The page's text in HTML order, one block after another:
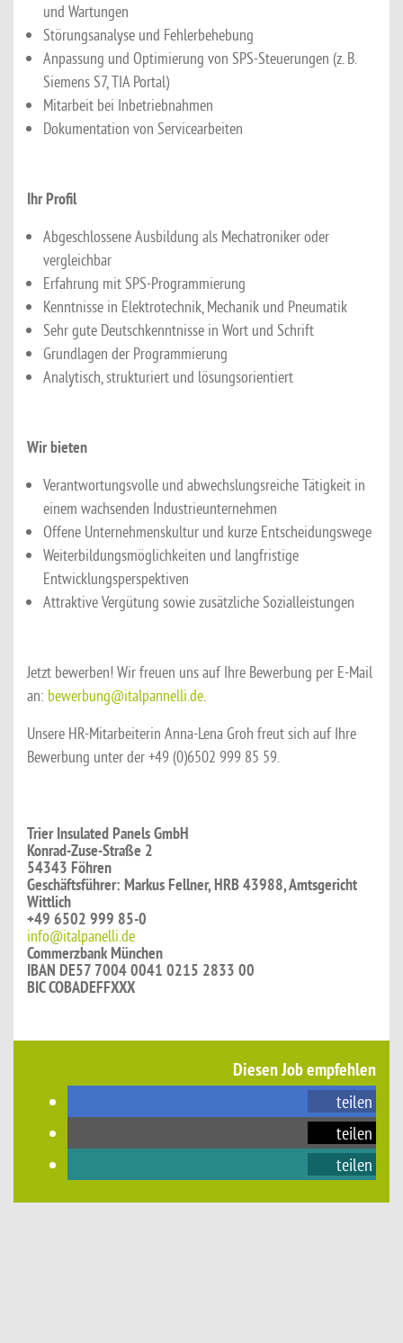
und Wartungen
Störungsanalyse und Fehlerbehebung
Anpassung und Optimierung von SPS-Steuerungen (z. B.
Siemens S7, TIA Portal)
Mitarbeit bei Inbetriebnahmen
Dokumentation von Servicearbeiten
Ihr Profil
Abgeschlossene Ausbildung als Mechatroniker oder
vergleichbar
Erfahrung mit SPS-Programmierung
Kenntnisse in Elektrotechnik, Mechanik und Pneumatik
Sehr gute Deutschkenntnisse in Wort und Schrift
Grundlagen der Programmierung
Analytisch, strukturiert und lösungsorientiert
Wir bieten
Verantwortungsvolle und abwechslungsreiche Tätigkeit in
einem wachsenden Industrieunternehmen
Offene Unternehmenskultur und kurze Entscheidungswege
Weiterbildungsmöglichkeiten und langfristige
Entwicklungsperspektiven
Attraktive Vergütung sowie zusätzliche Sozialleistungen
Jetzt bewerben! Wir freuen uns auf Ihre Bewerbung per E-Mail
an: bewerbung@italpannelli.de.
Unsere HR-Mitarbeiterin Anna-Lena Groh freut sich auf Ihre
Bewerbung unter der +49 (0)6502 999 85 59.
Trier Insulated Panels GmbH
Konrad-Zuse-Straße 2
54343 Föhren
Geschäftsführer: Markus Fellner, HRB 43988, Amtsgericht
Wittlich
+49 6502 999 85-0
info@italpanelli.de
Commerzbank München
IBAN DE57 7004 0041 0215 2833 00
BIC COBADEFFXXX
Diesen Job empfehlen
teilen
teilen
teilen